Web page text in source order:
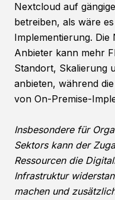
Nextcloud auf
betreiben, als wäre
Implementierung.
Anbieter kann mehr
Standort, Skalierung
anbieten, während
von On-Premise-
Insbesondere für
Sektors kann der
Ressourcen die
Infrastruktur
machen und